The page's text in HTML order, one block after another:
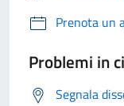
Prenota un
Problemi in
Segnala